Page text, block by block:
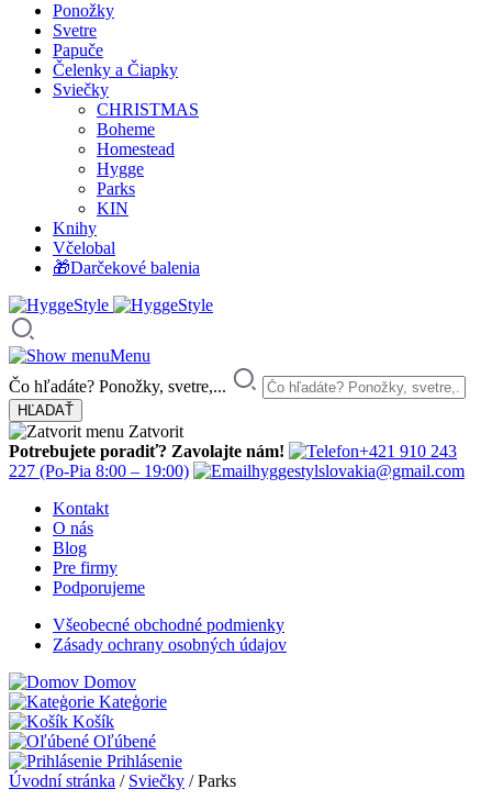
Ponožky
Svetre
Papuče
Čelenky a Čiapky
Sviečky
CHRISTMAS
Boheme
Homestead
Hygge
Parks
KIN
Knihy
Včelobal
🎁Darčekové balenia
Menu
Čo hľadáte? Ponožky, svetre,...
Zatvorit
Potrebujete poradiť? Zavolajte nám!
+421 910 243
227 (Po-Pia 8:00 – 19:00)
hyggestylslovakia@gmail.com
Kontakt
O nás
Blog
Pre firmy
Podporujeme
Všeobecné obchodné podmienky
Zásady ochrany osobných údajov
Domov
Kateģorie
Košík
Oľúbené
Prihlásenie
Úvodní stránka / Sviečky /Parks